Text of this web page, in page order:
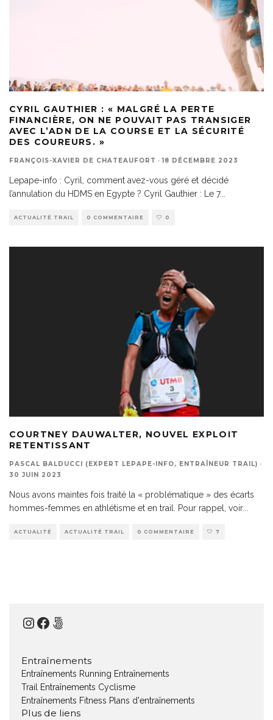
CYRIL GAUTHIER : « MALGRÉ LA PERTE
FINANCIÈRE, ON NE POUVAIT PAS TRANSIGER
AVEC L’ADN DE LA COURSE ET LA SÉCURITÉ
DES COUREURS. »
FRANÇOIS-XAVIER DE CHATEAUFORT · 18 DÉCEMBRE 2023
Lepape-info : Cyril, comment avez-vous géré et décidé
l’annulation du HDMS en Egypte ? Cyril Gauthier : Le 7...
ACTUALITÉ TRAIL 0 COMMENTAIRE 0
COURTNEY DAUWALTER, NOUVEL EXPLOIT
RETENTISSANT
PASCAL BALDUCCI (EXPERT LEPAPE-INFO, ENTRAÎNEUR TRAIL) ·
30 JUIN 2023
Nous avons maintes fois traité la « problématique » des écarts
hommes-femmes en athlétisme et en trail. Pour rappel, voir...
ACTUALITÉ ACTUALITÉ TRAIL 0 COMMENTAIRE 7
Instagram
Facebook
500px
Entraînements
Entraînements Running Entraînements
Trail Entraînements Cyclisme
Entraînements Fitness Plans d'entraînements
Plus de liens